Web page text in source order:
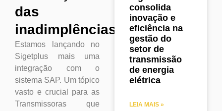
das
inadimplências.
Estamos lançando no
Sigetplus mais uma
integração com o
sistema SAP. Um tópico
vasto e crucial para as
Transmissoras que
consolida
inovação e
eficiência na
gestão do
setor de
transmissão
de energia
elétrica
LEIA MAIS »